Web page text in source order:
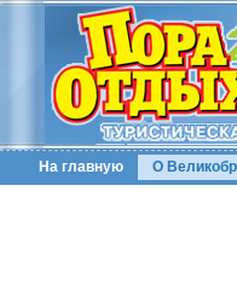
На главную О